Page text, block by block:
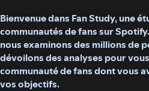
Bienvenue dans Fan Study, une
communautés de fans sur
nous examinons des millions de
dévoilons des analyses pour
communauté de fans dont vous
vos objectifs.